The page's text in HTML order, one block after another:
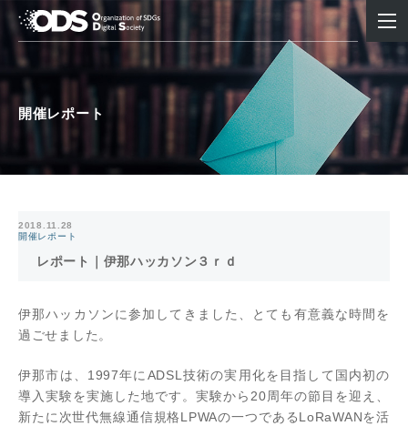
開催レポート
2018.11.28
開催レポート
レポート｜伊那ハッカソン３ｒｄ
伊那ハッカソンに参加してきました、とても有意義な時間を
過ごせました。
伊那市は、1997年にADSL技術の実用化を目指して国内初の
導入実験を実施した地です。実験から20周年の節目を迎え、
新たに次世代無線通信規格LPWAの一つであるLoRaWANを活